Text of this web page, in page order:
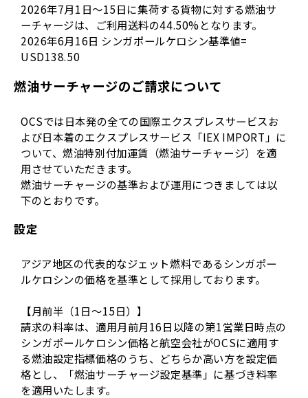
2026年7月1日～15日に集荷する貨物に対する燃油サ
ーチャージは、ご利用送料の44.50%となります。
2026年6月16日 シンガポールケロシン基準値=
USD138.50
燃油サーチャージのご請求について
OCSでは日本発の全ての国際エクスプレスサービスお
よび日本着のエクスプレスサービス「IEX IMPORT」に
ついて、燃油特別付加運賃（燃油サーチャージ）を適
用させていただきます。
燃油サーチャージの基準および運用につきましては以
下のとおりです。
設定
アジア地区の代表的なジェット燃料であるシンガポー
ルケロシンの価格を基準として採用しております。
【月前半（1日～15日）】
請求の料率は、適用月前月16日以降の第1営業日時点の
シンガポールケロシン価格と航空会社がOCSに適用す
る燃油設定指標価格のうち、どちらか高い方を設定価
格とし、「燃油サーチャージ設定基準」に基づき料率
を適用いたします。